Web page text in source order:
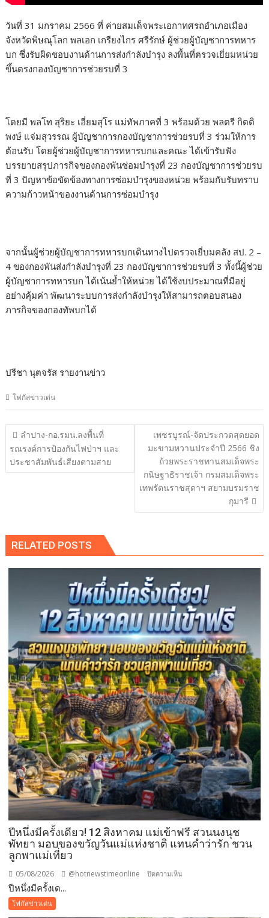
วันที่ 31 มกราคม 2566 ที่ ค่ายสมเด็จพระเอกาทศรถอำเภอเมือง
จังหวัดพิษณุโลก พลเอก เกรียงไกร ศรีรักษ์ ผู้ช่วยผู้บัญชาการทหาร
บก ซึ่งรับผิดชอบงานด้านการส่งกำลังบำรุง ลงพื้นที่ตรวจเยี่ยมหน่วย
ขึ้นตรงกองบัญชาการช่วยรบที่ 3
โดยมี พลโท สุริยะ เอี่ยมสุโร แม่ทัพภาคที่ 3 พร้อมด้วย พลตรี กิตติ
พงษ์ แจ่มสุวรรณ ผู้บัญชาการกองบัญชาการช่วยรบที่ 3 ร่วมให้การ
ต้อนรับ โดยผู้ช่วยผู้บัญชาการทหารบกและคณะ ได้เข้ารับฟัง
บรรยายสรุปภารกิจของกองพันซ่อมบำรุงที่ 23 กองบัญชาการช่วยรบ
ที่ 3 ปัญหาข้อขัดข้องทางการซ่อมบำรุงของหน่วย พร้อมกับรับทราบ
ความก้าวหน้าของงานด้านการซ่อมบำรุง
จากนั้นผู้ช่วยผู้บัญชาการทหารบกเดินทางไปตรวจเยี่บมคลัง สป. 2 –
4 ของกองพันส่งกำลังบำรุงที่ 23 กองบัญชาการช่วยรบที่ 3 ทั้งนี้ผู้ช่วย
ผู้บัญชาการทหารบก ได้เน้นย้ำให้หน่วย ได้ใช้งบประมาณที่มีอยู่
อย่างคุ้มค่า พัฒนาระบบการส่งกำลังบำรุงให้สามารถตอบสนอง
ภารกิจของกองทัพบกได้
ปรีชา นุตจรัส รายงานข่าว
โฟกัสข่าวเด่น
แนะแนว
เรื่อง
ลำปาง-กอ.รมน.ลงพื้นที่
รณรงค์การป้องกันไฟป่าฯ และ
ประชาสัมพันธ์เสียงตามสาย
เพชรบูรณ์-จัดประกวดสุดยอด
มะขามหวานประจำปี 2566 ชิง
ถ้วยพระราชทานสมเด็จพระ
กนิษฐาธิราชเจ้า กรมสมเด็จพระ
เทพรัตนราชสุดาฯ สยามบรมราช
กุมารี
RELATED POSTS
ปีหนึ่งมีครั้งเดียว! 12 สิงหาคม แม่เข้าฟรี สวนนงนุช
พัทยา มอบของขวัญวันแม่แห่งชาติ แทนคำว่ารัก ชวน
ลูกพาแม่เที่ยว
05/08/2026 @hotnewstimeonline ปิดความเห็น
ปีหนึ่งมีครั้งเด...
โฟกัสข่าวเด่น